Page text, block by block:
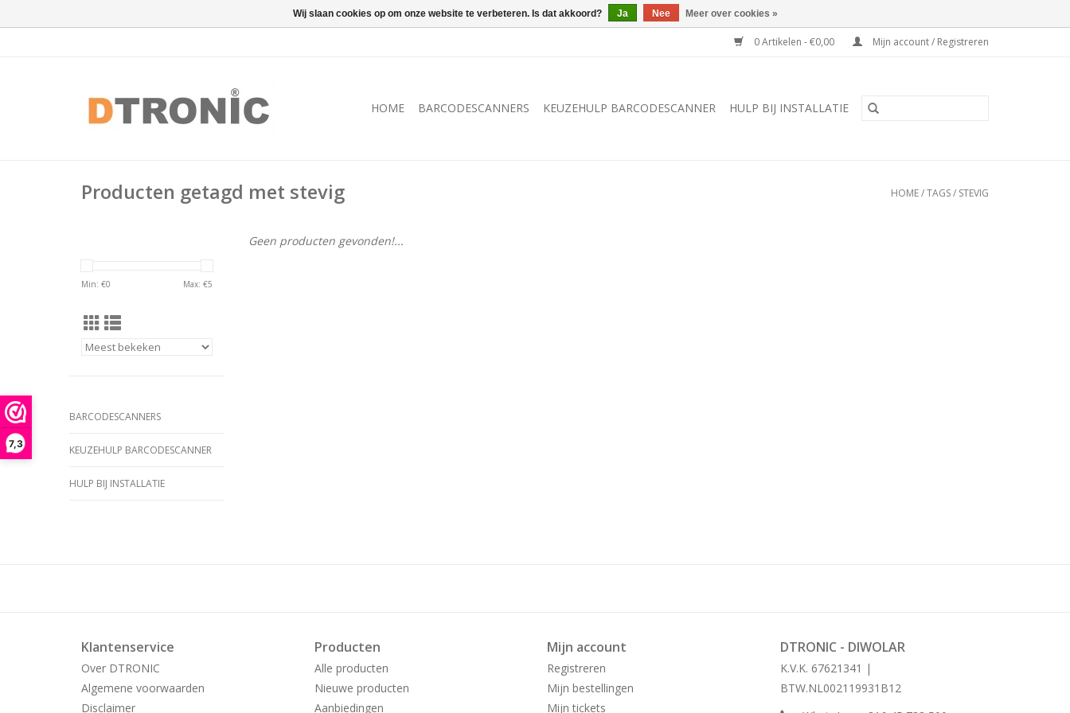
7,3
0 Artikelen - €0,00 Mijn account / Registreren
HOME BARCODESCANNERS KEUZEHULP BARCODESCANNER HULP BIJ INSTALLATIE
Producten getagd met stevig HOME/TAGS/ STEVIG
Min: €0 Max: €5
BARCODESCANNERS
KEUZEHULP BARCODESCANNER
HULP BIJ INSTALLATIE
Geen producten gevonden!...
Klantenservice
Over DTRONIC
Algemene voorwaarden
Disclaimer
Producten
Alle producten
Nieuwe producten
Aanbiedingen
Mijn account
Registreren
Mijn bestellingen
Mijn tickets
DTRONIC - DIWOLAR
K.V.K. 67621341 |
BTW.NL002119931B12
Wij slaan cookies op om onze website te verbeteren. Is dat akkoord? Ja Nee Meer over cookies »